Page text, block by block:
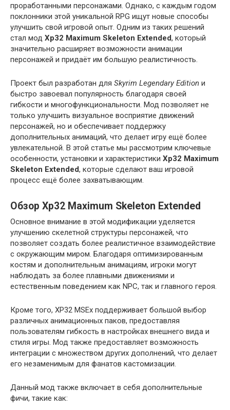
проработанными персонажами. Однако, с каждым годом
поклонники этой уникальной RPG ищут новые способы
улучшить свой игровой опыт. Одним из таких решений
стал мод Xp32 Maximum Skeleton Extended, который
значительно расширяет возможности анимации
персонажей и придаёт им большую реалистичность.
Проект был разработан для Skyrim Legendary Edition и
быстро завоевал популярность благодаря своей
гибкости и многофункциональности. Мод позволяет не
только улучшить визуальное восприятие движений
персонажей, но и обеспечивает поддержку
дополнительных анимаций, что делает игру ещё более
увлекательной. В этой статье мы рассмотрим ключевые
особенности, установки и характеристики Xp32 Maximum
Skeleton Extended, которые сделают ваш игровой
процесс ещё более захватывающим.
Обзор Xp32 Maximum Skeleton Extended
Основное внимание в этой модификации уделяется
улучшению скелетной структуры персонажей, что
позволяет создать более реалистичное взаимодействие
с окружающим миром. Благодаря оптимизированным
костям и дополнительным анимациям, игроки могут
наблюдать за более плавными движениями и
естественным поведением как NPC, так и главного героя.
Кроме того, XP32 MSEx поддерживает большой выбор
различных анимационных паков, предоставляя
пользователям гибкость в настройках внешнего вида и
стиля игры. Мод также предоставляет возможность
интеграции с множеством других дополнений, что делает
его незаменимым для фанатов кастомизации.
Данный мод также включает в себя дополнительные
фичи, такие как: